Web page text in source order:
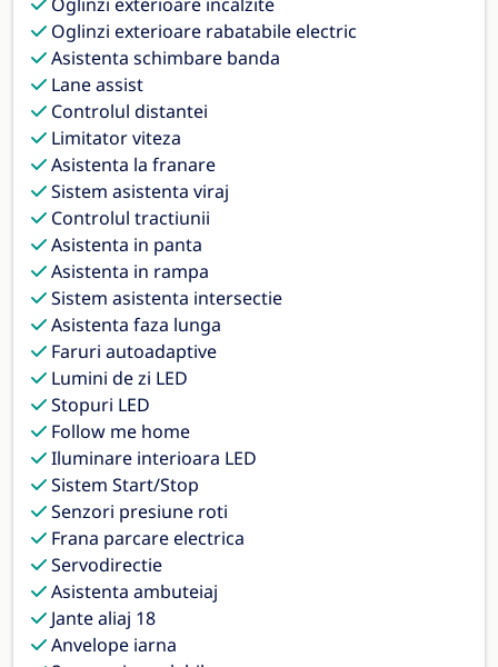
Oglinzi exterioare rabatabile electric
Asistenta schimbare banda
Lane assist
Controlul distantei
Limitator viteza
Asistenta la franare
Sistem asistenta viraj
Controlul tractiunii
Asistenta in panta
Asistenta in rampa
Sistem asistenta intersectie
Asistenta faza lunga
Faruri autoadaptive
Lumini de zi LED
Stopuri LED
Follow me home
Iluminare interioara LED
Sistem Start/Stop
Senzori presiune roti
Frana parcare electrica
Servodirectie
Asistenta ambuteiaj
Jante aliaj 18
Anvelope iarna